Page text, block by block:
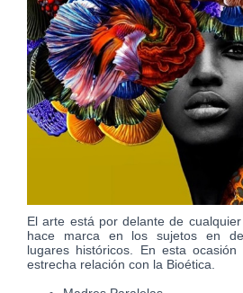
El arte está por delante de
hace marca en los sujetos en
lugares históricos. En esta
estrecha relación con la Bioética.